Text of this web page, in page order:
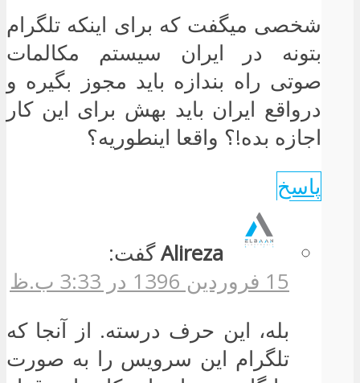
شخصی میگفت که برای اینکه تلگرام
بتونه در ایران سیستم مکالمات
صوتی راه بندازه باید مجوز بگیره و
درواقع ایران باید بهش برای این کار
اجازه بده!؟ واقعا اینطوریه؟
پاسخ
Alireza گفت:
15 فروردین 1396 در 3:33 ب.ظ
بله، این حرف درسته. از آنجا که
تلگرام این سرویس را به صورت